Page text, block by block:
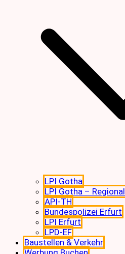
LPI Gotha
LPI Gotha – Regional
API-TH
Bundespolizei Erfurt
LPI Erfurt
LPD-EF
Baustellen & Verkehr